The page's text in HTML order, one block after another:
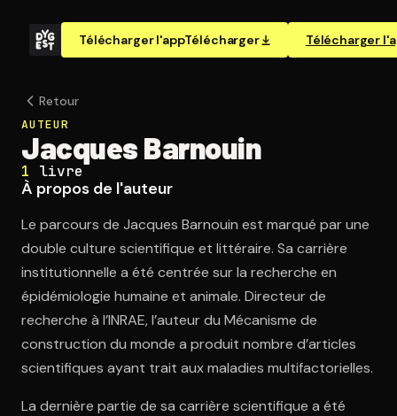
Télécharger l'appTélécharger Télécharger
Retour
AUTEUR
Jacques Barnouin
1 livre
À propos de l'auteur
Le parcours de Jacques Barnouin est marqué par une
double culture scientifique et littéraire. Sa carrière
institutionnelle a été centrée sur la recherche en
épidémiologie humaine et animale. Directeur de
recherche à l’INRAE, l’auteur du Mécanisme de
construction du monde a produit nombre d’articles
scientifiques ayant trait aux maladies multifactorielles.
La dernière partie de sa carrière scientifique a été